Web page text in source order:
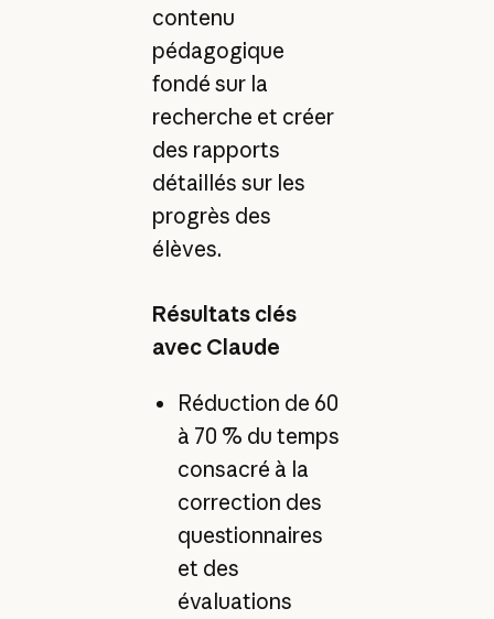
contenu
pédagogique
fondé sur la
recherche et créer
des rapports
détaillés sur les
progrès des
élèves.
Résultats clés
avec Claude
Réduction de 60
à 70 % du temps
consacré à la
correction des
questionnaires
et des
évaluations